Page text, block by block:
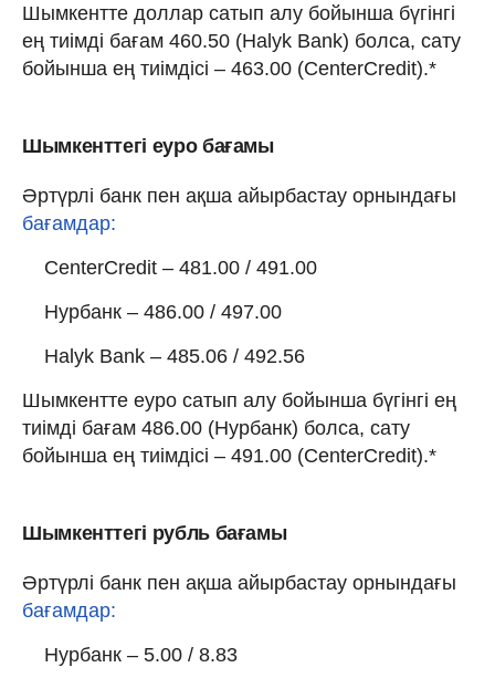
Шымкентте доллар сатып алу бойынша бүгінгі
ең тиімді бағам 460.50 (Halyk Bank) болса, сату
бойынша ең тиімдісі – 463.00 (CenterCredit).*
Шымкенттегі еуро бағамы
Әртүрлі банк пен ақша айырбастау орнындағы
бағамдар:
CenterCredit – 481.00 / 491.00
Нурбанк – 486.00 / 497.00
Halyk Bank – 485.06 / 492.56
Шымкентте еуро сатып алу бойынша бүгінгі ең
тиімді бағам 486.00 (Нурбанк) болса, сату
бойынша ең тиімдісі – 491.00 (CenterCredit).*
Шымкенттегі рубль бағамы
Әртүрлі банк пен ақша айырбастау орнындағы
бағамдар:
Нурбанк – 5.00 / 8.83